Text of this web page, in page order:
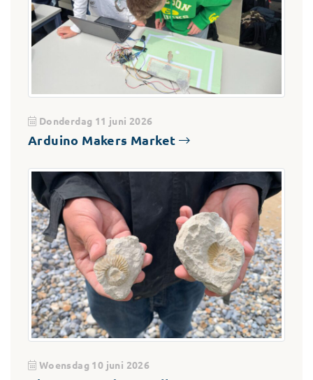
Donderdag 11 juni 2026
Arduino Makers Market
Woensdag 10 juni 2026